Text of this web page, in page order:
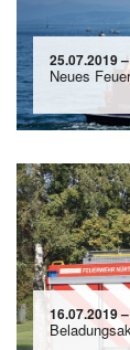
25.07.2019
Neues
16.07.2019